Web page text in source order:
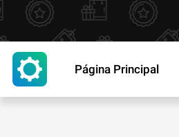
Página Principal